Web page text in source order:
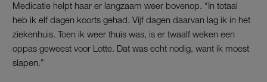
Medicatie helpt haar er langzaam weer bovenop. “In totaal
heb ik elf dagen koorts gehad. Vijf dagen daarvan lag ik in het
ziekenhuis. Toen ik weer thuis was, is er twaalf weken een
oppas geweest voor Lotte. Dat was echt nodig, want ik moest
slapen.”